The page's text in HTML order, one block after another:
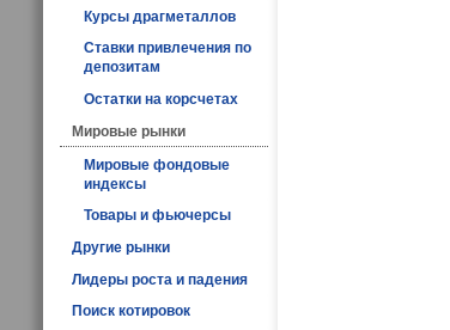
Курсы драгметаллов
Ставки привлечения по
депозитам
Остатки на корсчетах
Мировые рынки
Мировые фондовые
индексы
Товары и фьючерсы
Другие рынки
Лидеры роста и падения
Поиск котировок